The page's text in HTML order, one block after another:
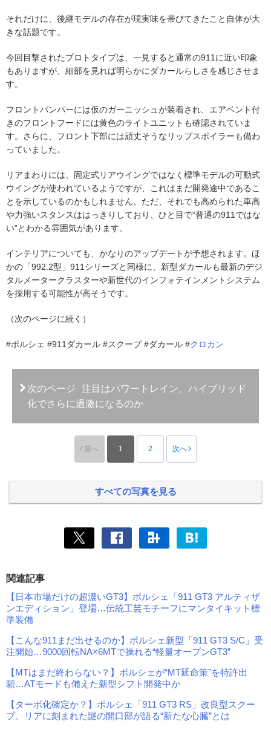
それだけに、後継モデルの存在が現実味を帯びてきたこと自体が大
きな話題です。
今回目撃されたプロトタイプは、一見すると通常の911に近い印象
もありますが、細部を見れば明らかにダカールらしさを感じさせま
す。
フロントバンパーには仮のガーニッシュが装着され、エアベント付
きのフロントフードには黄色のライトユニットも確認されていま
す。さらに、フロント下部には頑丈そうなリップスポイラーも備わ
っていました。
リアまわりには、固定式リアウイングではなく標準モデルの可動式
ウイングが使われているようですが、これはまだ開発途中であるこ
とを示しているのかもしれません。ただ、それでも高められた車高
や力強いスタンスははっきりしており、ひと目で“普通の911ではな
い”とわかる雰囲気があります。
インテリアについても、かなりのアップデートが予想されます。ほ
かの「992.2型」911シリーズと同様に、新型ダカールも最新のデジ
タルメータークラスターや新世代のインフォテインメントシステム
を採用する可能性が高そうです。
（次のページに続く）
#ポルシェ #911ダカール #スクープ #ダカール #クロカン
次のページ
注目はパワートレイン。ハイブリッド
化でさらに過激になるのか
前へ 1 2 次へ
すべての写真を見る
関連記事
【日本市場だけの超濃いGT3】ポルシェ「911 GT3 アルティザ
ンエディション」登場…伝統工芸モチーフにマンタイキット標
準装備
【こんな911まだ出せるのか】ポルシェ新型「911 GT3 S/C」受
注開始…9000回転NA×6MTで操れる“軽量オープンGT3”
【MTはまだ終わらない？】ポルシェが“MT延命策”を特許出
願…ATモードも備えた新型シフト開発中か
【ターボ化確定か？】ポルシェ「911 GT3 RS」改良型スクー
プ。リアに刻まれた謎の開口部が語る“新たな心臓”とは